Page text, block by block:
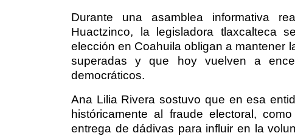
Durante una asamblea informativa
Huactzinco, la legisladora tlaxcalteca
elección en Coahuila obligan a mantener
superadas y que hoy vuelven a
democráticos.
Ana Lilia Rivera sostuvo que en esa
históricamente al fraude electoral,
entrega de dádivas para influir en la